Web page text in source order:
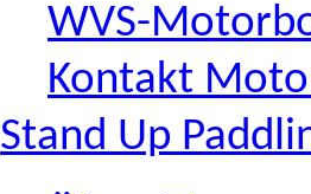
WVS-
Kontakt
Stand Up